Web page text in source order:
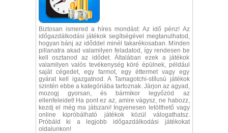
Biztosan ismered a híres mondást: Az idő pénz! Az
időgazdálkodási játékok segítségével megtanulhatod,
hogyan bánj az időddel minél takarékosaban. Minden
pillanatra akad valamilyen feladatod, így rendesen be
kell osztanod az idődet. Általában ezek a játékok
valamilyen valós tevékenység köré épülnek, például
saját cégedet, egy farmot, egy éttermet vagy egy
gyárat kell igazgatnod. A Tamagotchi-stílusú játékok
szintén ebbe a kategóriába tartoznak. Járjon az agyad,
mozogj gyorsan, és bármikor legyőzöd az
ellenfeleidet! Ha pont ez az, amire vágysz, ne habozz,
kezdj el még ma játszani! Ingyenesen letölthető vagy
online kipróbálható játékok közül válogathatsz.
Próbáld ki a legjobb időgazdálkodási játékokat
oldalunkon!